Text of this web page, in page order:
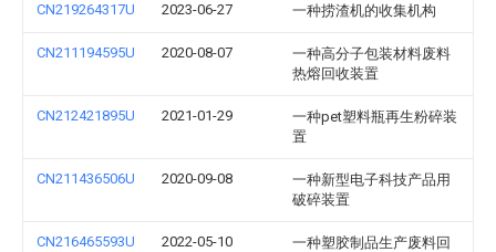
CN219264317U 2023-06-27 一种捞渣机的收集机构
CN211194595U 2020-08-07
一种高分子包装材料废料
热熔回收装置
CN212421895U 2021-01-29
一种pet塑料瓶再生粉碎装
置
CN211436506U 2020-09-08
一种新型电子科技产品用
破碎装置
CN216465593U 2022-05-10
一种塑胶制品生产废料回